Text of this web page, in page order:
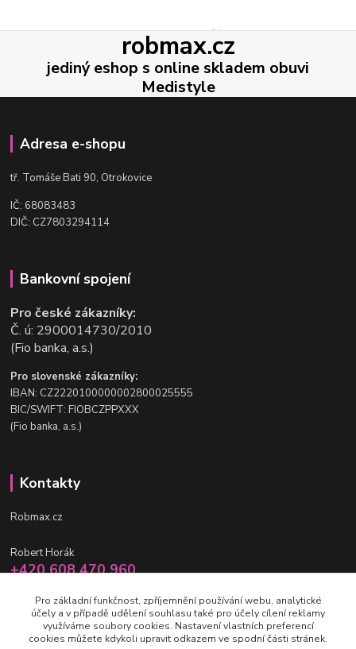
robmax.cz
jediný eshop s online skladem obuvi
Medistyle
Adresa e-shopu
tř. Tomáše Bati 90, Otrokovice
IČ: 68083483
DIČ: CZ7803294114
Bankovní spojení
Pro české zákazníky:
Č. ú: 2900014730/2010
(Fio banka, a.s.)
Pro slovenské zákazníky:
IBAN: CZ2220100000002800025555
BIC/SWIFT: FIOBCZPPXXX
(Fio banka, a.s.)
Kontakty
Robmax.cz
Robert Horák
+420 608 470 960
info@robmax.cz
Pro základní funkčnost, zpříjemnění používání webu, analytické
účely a v případě udělení souhlasu také pro účely cílení reklamy
využíváme soubory cookies. Nastavení vlastních preferencí
cookies můžete kdykoli upravit odkazem ve spodní části stránek.